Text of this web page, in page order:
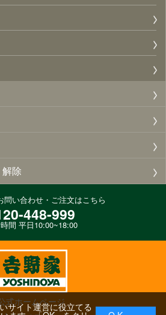
除
問い合わせ・ご注文はこちら
448-999
間 平日10:00~18:00
式ホームページ
サイト運営に役立てる